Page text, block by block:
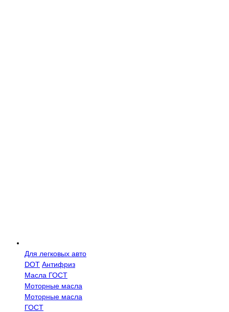
Для легковых авто
DOT Антифриз
Масла ГОСТ
Моторные масла
Моторные масла
ГОСТ